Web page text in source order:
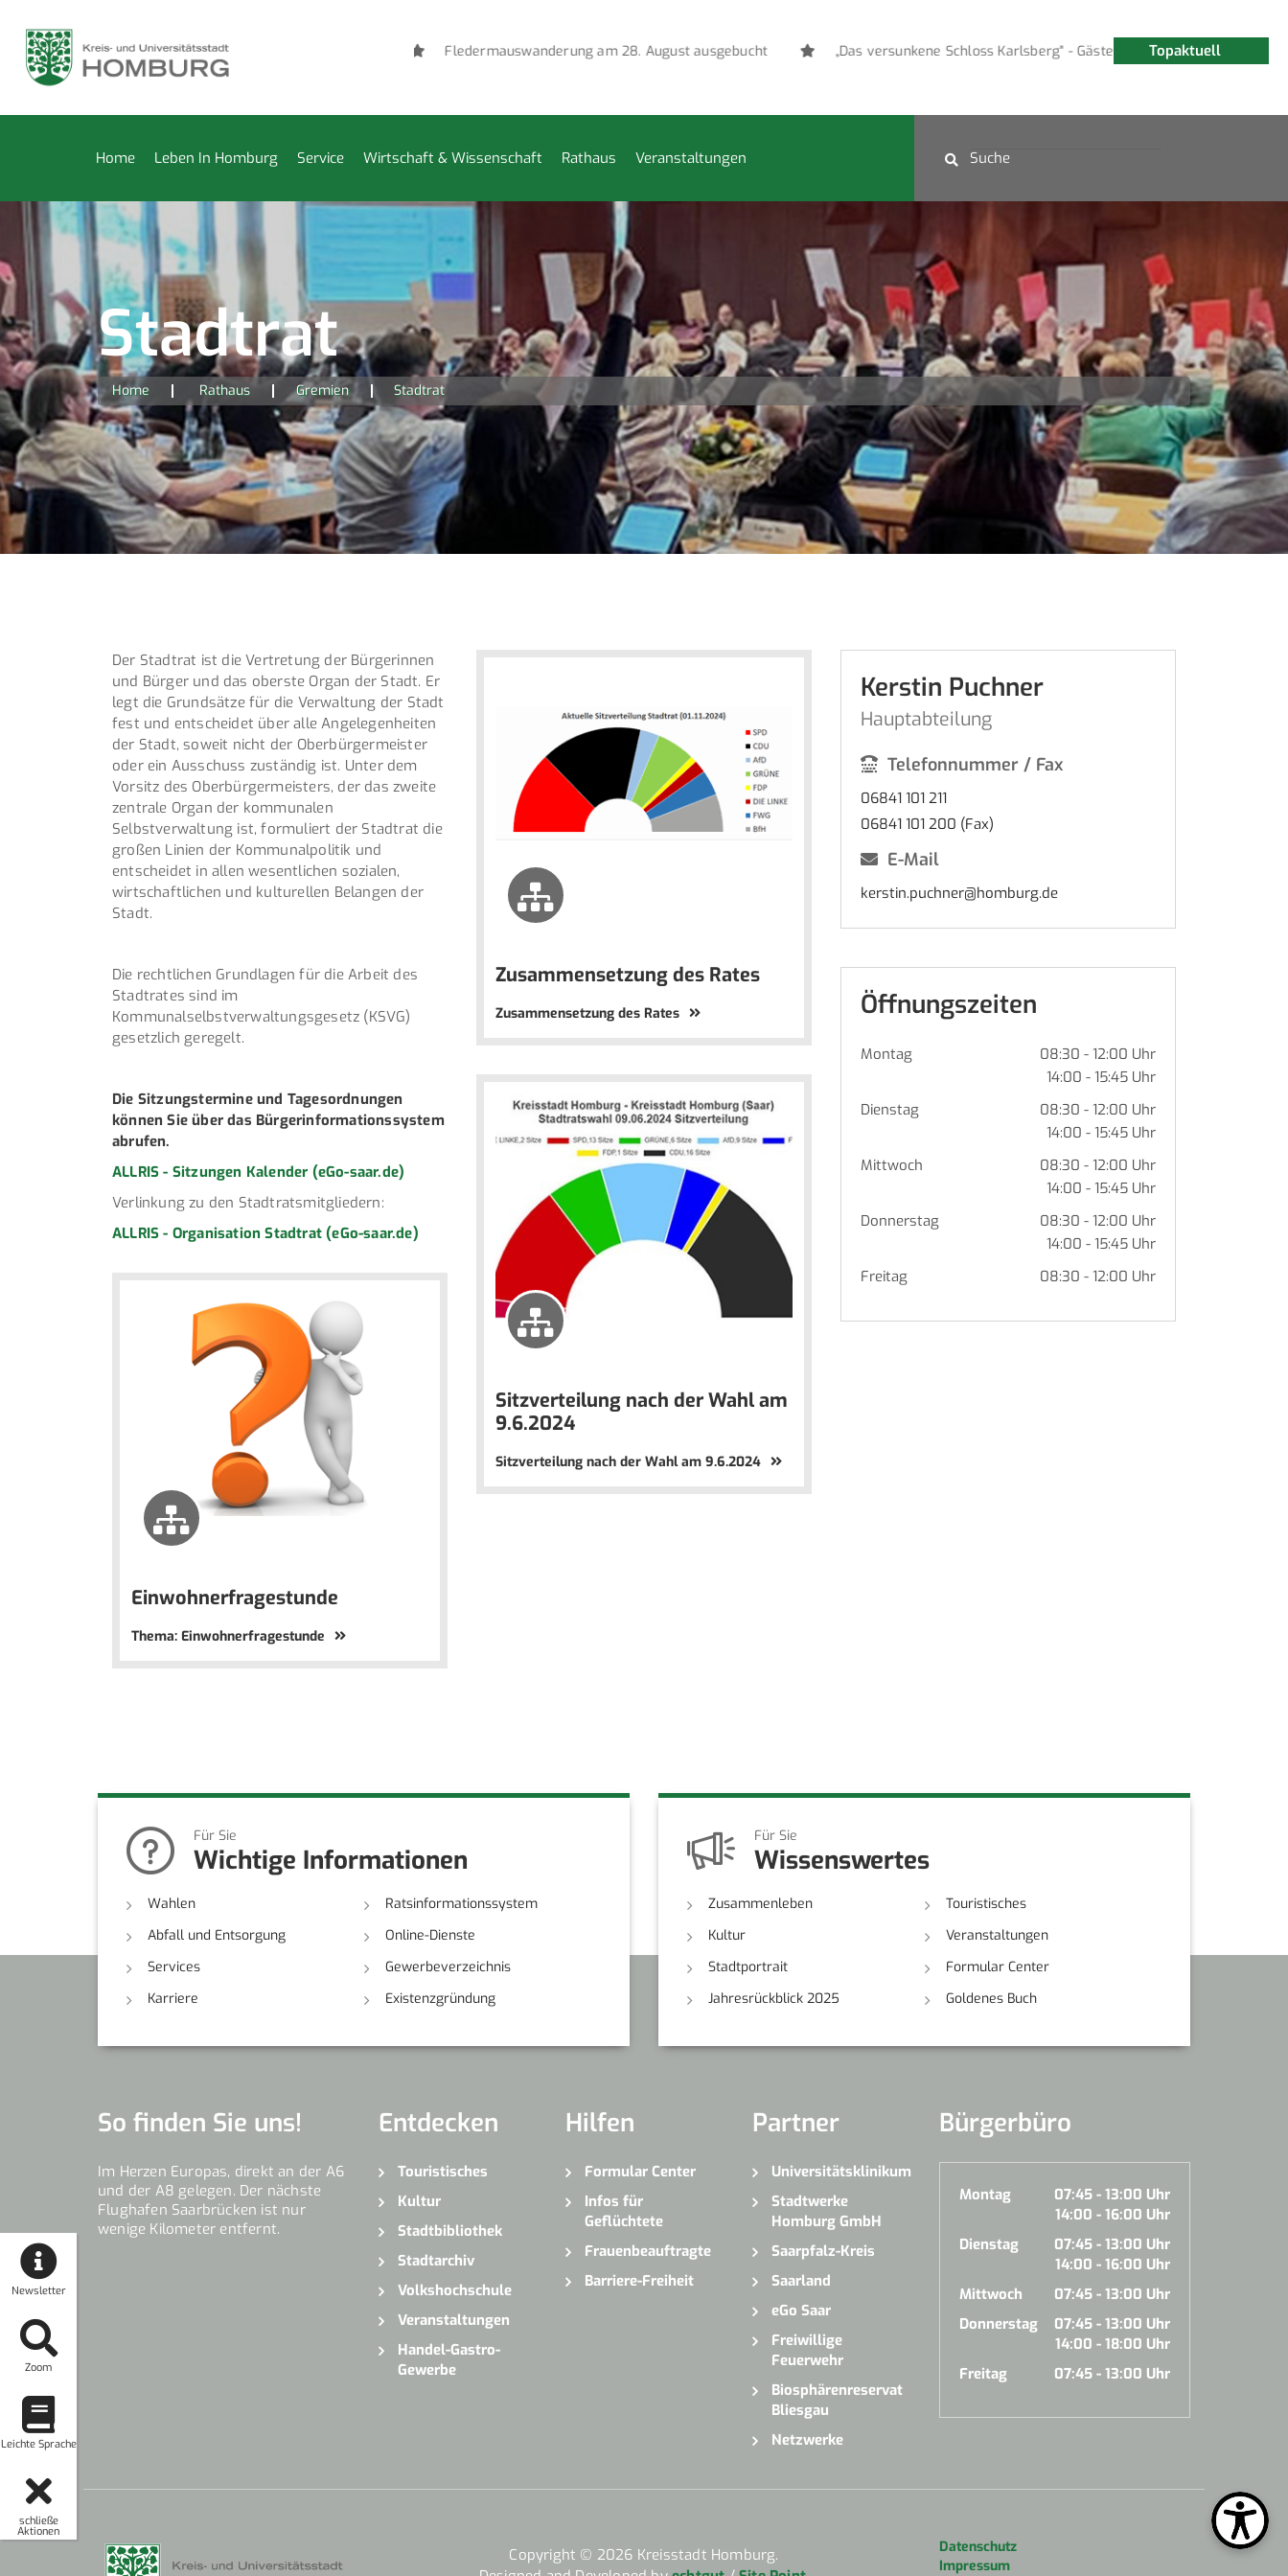
Newsletter
Zoom
Leichte Sprache
schließe
Aktionen
Topaktuell
Städtische Kleiderkammer bis 14. August geschlossen Fledermauswanderung am 28. August ausgebucht „Das versunkene Schloss Karlsberg" - Gästeführung am 15. August
Home Leben In Homburg Service Wirtschaft & Wissenschaft Rathaus Veranstaltungen
Stadtrat
Home Rathaus Gremien Stadtrat
Der Stadtrat ist die Vertretung der Bürgerinnen
und Bürger und das oberste Organ der Stadt. Er
legt die Grundsätze für die Verwaltung der Stadt
fest und entscheidet über alle Angelegenheiten
der Stadt, soweit nicht der Oberbürgermeister
oder ein Ausschuss zuständig ist. Unter dem
Vorsitz des Oberbürgermeisters, der das zweite
zentrale Organ der kommunalen
Selbstverwaltung ist, formuliert der Stadtrat die
großen Linien der Kommunalpolitik und
entscheidet in allen wesentlichen sozialen,
wirtschaftlichen und kulturellen Belangen der
Stadt.
Die rechtlichen Grundlagen für die Arbeit des
Stadtrates sind im
Kommunalselbstverwaltungsgesetz (KSVG)
gesetzlich geregelt.
Die Sitzungstermine und Tagesordnungen
können Sie über das Bürgerinformationssystem
abrufen.
ALLRIS - Sitzungen Kalender (eGo-saar.de)
Verlinkung zu den Stadtratsmitgliedern:
ALLRIS - Organisation Stadtrat (eGo-saar.de)
Einwohnerfragestunde
Thema: Einwohnerfragestunde
Zusammensetzung des Rates
Zusammensetzung des Rates
Sitzverteilung nach der Wahl am
9.6.2024
Sitzverteilung nach der Wahl am 9.6.2024
Kerstin Puchner
Hauptabteilung
Telefonnummer / Fax
06841 101 211
06841 101 200 (Fax)
E-Mail
kerstin.puchner@homburg.de
Öffnungszeiten
Montag
08:30 - 12:00 Uhr
14:00 - 15:45 Uhr
Dienstag
08:30 - 12:00 Uhr
14:00 - 15:45 Uhr
Mittwoch
08:30 - 12:00 Uhr
14:00 - 15:45 Uhr
Donnerstag
08:30 - 12:00 Uhr
14:00 - 15:45 Uhr
Freitag
08:30 - 12:00 Uhr
Für Sie
Wichtige Informationen
Wahlen
Ratsinformationssystem
Abfall und Entsorgung
Online-Dienste
Services
Gewerbeverzeichnis
Karriere
Existenzgründung
Für Sie
Wissenswertes
Zusammenleben
Touristisches
Kultur
Veranstaltungen
Stadtportrait
Formular Center
Jahresrückblick 2025
Goldenes Buch
So finden Sie uns!
Im Herzen Europas, direkt an der A6
und der A8 gelegen. Der nächste
Flughafen Saarbrücken ist nur
wenige Kilometer entfernt.
Entdecken
Touristisches
Kultur
Stadtbibliothek
Stadtarchiv
Volkshochschule
Veranstaltungen
Handel-Gastro-
Gewerbe
Hilfen
Formular Center
Infos für
Geflüchtete
Frauenbeauftragte
Barriere-Freiheit
Partner
Universitätsklinikum
Stadtwerke
Homburg GmbH
Saarpfalz-Kreis
Saarland
eGo Saar
Freiwillige
Feuerwehr
Biosphärenreservat
Bliesgau
Netzwerke
Bürgerbüro
Montag
07:45 - 13:00 Uhr
14:00 - 16:00 Uhr
Dienstag
07:45 - 13:00 Uhr
14:00 - 16:00 Uhr
Mittwoch
07:45 - 13:00 Uhr
Donnerstag
07:45 - 13:00 Uhr
14:00 - 18:00 Uhr
Freitag
07:45 - 13:00 Uhr
Copyright © 2026 Kreisstadt Homburg.
Datenschutz
Impressum